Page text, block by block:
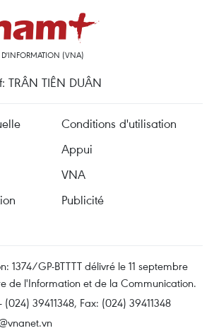
(VNA)
TRÂN TIÊN DUÂN
Conditions d'utilisation
Appui
VNA
Publicité
1374/GP-BTTTT délivré le 11 septembre
de l'Information et de la Communication.
(024) 39411348, Fax: (024) 39411348